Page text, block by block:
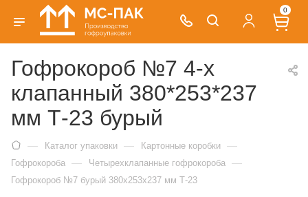
0
Гофрокороб №7 4-х
клапанный 380*253*237
мм Т-23 бурый
— Каталог упаковки — Картонные коробки —
Гофрокороба — Четырехклапанные гофрокороба —
Гофрокороб №7 бурый 380х253х237 мм Т-23